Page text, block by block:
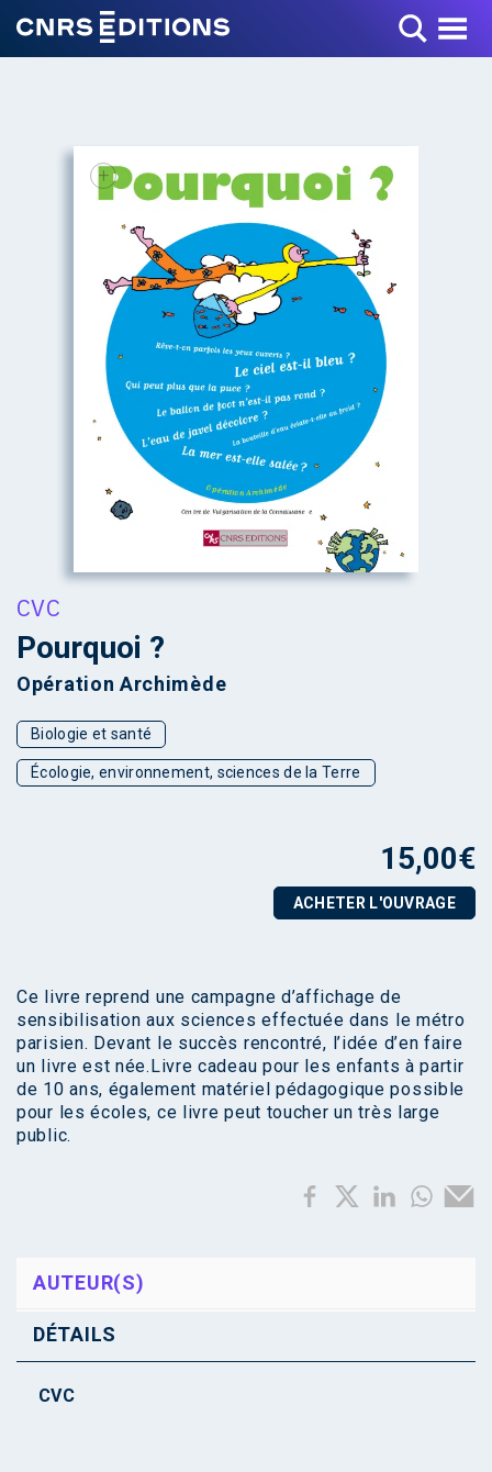
Toggle Menu
+
CVC
Pourquoi ?
Opération Archimède
Biologie et santé
Écologie, environnement, sciences de la Terre
15,00€
ACHETER L'OUVRAGE
Ce livre reprend une campagne d’affichage de
sensibilisation aux sciences effectuée dans le métro
parisien. Devant le succès rencontré, l’idée d’en faire
un livre est née.Livre cadeau pour les enfants à partir
de 10 ans, également matériel pédagogique possible
pour les écoles, ce livre peut toucher un très large
public.
AUTEUR(S)
DÉTAILS
CVC